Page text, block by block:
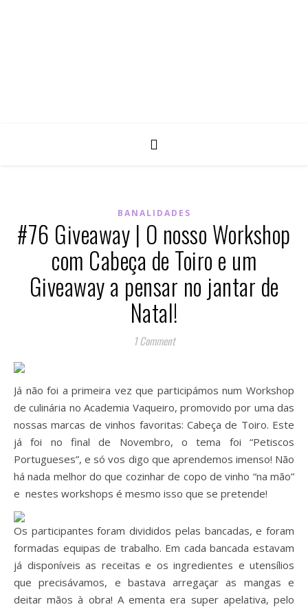
BANALIDADES
#76 Giveaway | O nosso Workshop
com Cabeça de Toiro e um
Giveaway a pensar no jantar de
Natal!
1 Comment
Já não foi a primeira vez que participámos num Workshop
de culinária no Academia Vaqueiro, promovido por uma das
nossas marcas de vinhos favoritas: Cabeça de Toiro. Este
já foi no final de Novembro, o tema foi “Petiscos
Portugueses”, e só vos digo que aprendemos imenso! Não
há nada melhor do que cozinhar de copo de vinho “na mão”
e nestes workshops é mesmo isso que se pretende!
Os participantes foram divididos pelas bancadas, e foram
formadas equipas de trabalho. Em cada bancada estavam
já disponíveis as receitas e os ingredientes e utensílios
que precisávamos, e bastava arregaçar as mangas e
deitar mãos à obra! A ementa era super apelativa, pelo